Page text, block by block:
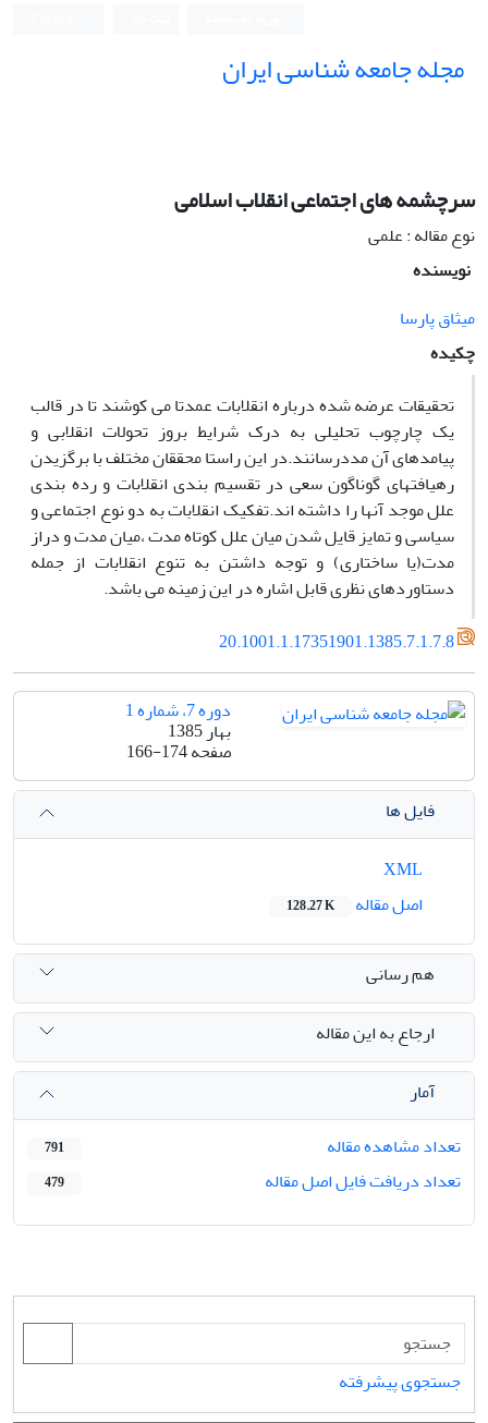
مجله جامعه شناسی ایران
سرچشمه های اجتماعی انقلاب اسلامی
نوع مقاله : علمی
نویسنده
میثاق پارسا
چکیده
تحقیقات عرضه شده درباره انقلابات عمدتا می کوشند تا در قالب
یک چارچوب تحلیلی به درک شرایط بروز تحولات انقلابی و
پیامدهای آن مددرسانند.در این راستا محققان مختلف با برگزیدن
رهیافتهای گوناگون سعی در تقسیم بندی انقلابات و رده بندی
علل موجد آنها را داشته اند.تفکیک انقلابات به دو نوع اجتماعی و
سیاسی و تمایز قایل شدن میان علل کوتاه مدت ،میان مدت و دراز
مدت(یا ساختاری) و توجه داشتن به تنوع انقلابات از جمله
دستاوردهای نظری قابل اشاره در این زمینه می باشد.
20.1001.1.17351901.1385.7.1.7.8
دوره 7، شماره 1
بهار 1385
صفحه166-174
فایل ها
اصل مقاله
128.27 K
هم رسانی
ارجاع به این مقاله
آمار
تعداد مشاهده مقاله
791
تعداد دریافت فایل اصل مقاله 479
جستجوی پیشرفته